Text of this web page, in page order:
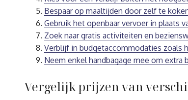
Bespaar op maaltijden door zelf te
Gebruik het openbaar vervoer in plaats
Zoek naar gratis activiteiten en
Verblijf in budgetaccommodaties zoals
Neem enkel handbagage mee om extra
Vergelijk prijzen van